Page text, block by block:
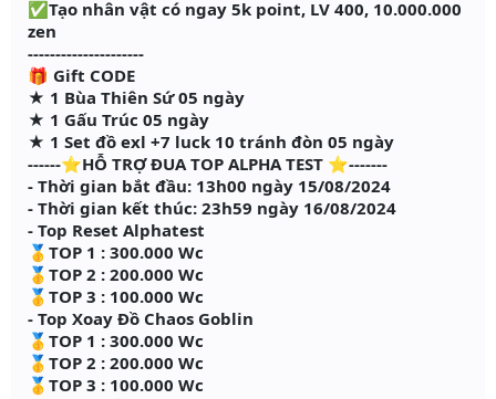
✅Tạo nhân vật có ngay 5k point, LV 400, 10.000.000
zen
---------------------
🎁 Gift CODE
★ 1 Bùa Thiên Sứ 05 ngày
★ 1 Gấu Trúc 05 ngày
★ 1 Set đồ exl +7 luck 10 tránh đòn 05 ngày
------⭐HỖ TRỢ ĐUA TOP ALPHA TEST ⭐-------
- Thời gian bắt đầu: 13h00 ngày 15/08/2024
- Thời gian kết thúc: 23h59 ngày 16/08/2024
- Top Reset Alphatest
🥇TOP 1 : 300.000 Wc
🥇TOP 2 : 200.000 Wc
🥇TOP 3 : 100.000 Wc
- Top Xoay Đồ Chaos Goblin
🥇TOP 1 : 300.000 Wc
🥇TOP 2 : 200.000 Wc
🥇TOP 3 : 100.000 Wc